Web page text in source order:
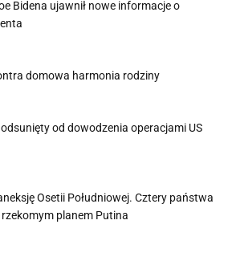
Bidena ujawnił nowe informacje o
domowa harmonia rodziny
od dowodzenia operacjami US
Osetii Południowej. Cztery państwa
planem Putina